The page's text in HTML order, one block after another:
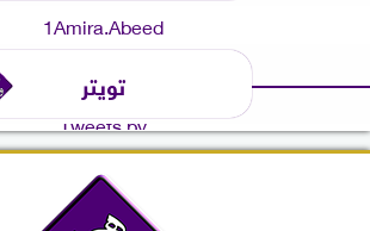
1Amira.Abeed
تويتر
Tweets by